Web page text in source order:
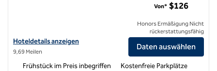
Hoteldetails zum Flughafen Hampton Inn & Suites San Mateo-San
Hoteldetails anzeigen
9,69 Meilen
Von* $126
Honors Ermäßigung Nicht
rückerstattungsfähig
Daten auswählen
Frühstück im Preis inbegriffen Kostenfreie Parkplätze